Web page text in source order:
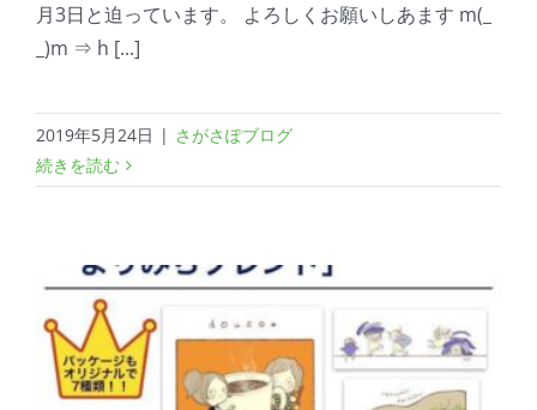
月3日と迫っています。 よろしくお願いしあます m(_
_)m ⇒ h [...]
2019年5月24日 | さがさぽブログ
続きを読む